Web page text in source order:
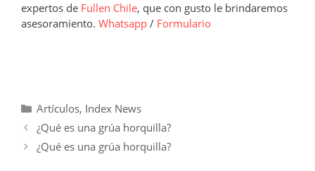
expertos de Fullen Chile, que con gusto le brindaremos
asesoramiento. Whatsapp / Formulario
Categorías
Artículos, Index News
¿Qué es una grúa horquilla?
¿Qué es una grúa horquilla?